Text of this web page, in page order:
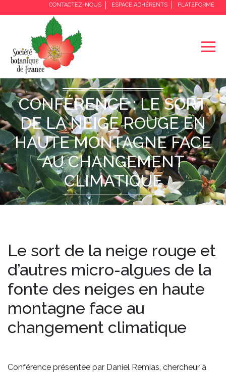
CONTACTEZ-NOUS ESPACE ADHÉRENTS PLATEFORME
Accueil / LA SBF / Conférence : Le sort de la neige rouge
en haute montagne face au changement climatique
CONFÉRENCE : LE SORT
DE LA NEIGE ROUGE EN
HAUTE MONTAGNE FACE
AU CHANGEMENT
CLIMATIQUE
Le sort de la neige rouge et
d’autres micro-algues de la
fonte des neiges en haute
montagne face au
changement climatique
Conférence présentée par Daniel Remias, chercheur à